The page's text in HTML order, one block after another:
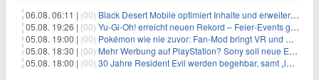
06.08. 06:11 | (00) Black Desert Mobile optimiert Inhalte und erweitert Treasure Access
05.08. 19:26 | (00) Yu‑Gi‑Oh! erreicht neuen Rekord – Feier‑Events gestartet
05.08. 19:00 | (00) Pokémon wie nie zuvor: Fan-Mod bringt VR und Ego-Perspektive nach Kanto
05.08. 18:30 | (00) Mehr Werbung auf PlayStation? Sony soll neue Einnahmequellen prüfen
05.08. 18:00 | (00) 30 Jahre Resident Evil werden begehbar, samt „lebensgroßem Leon“